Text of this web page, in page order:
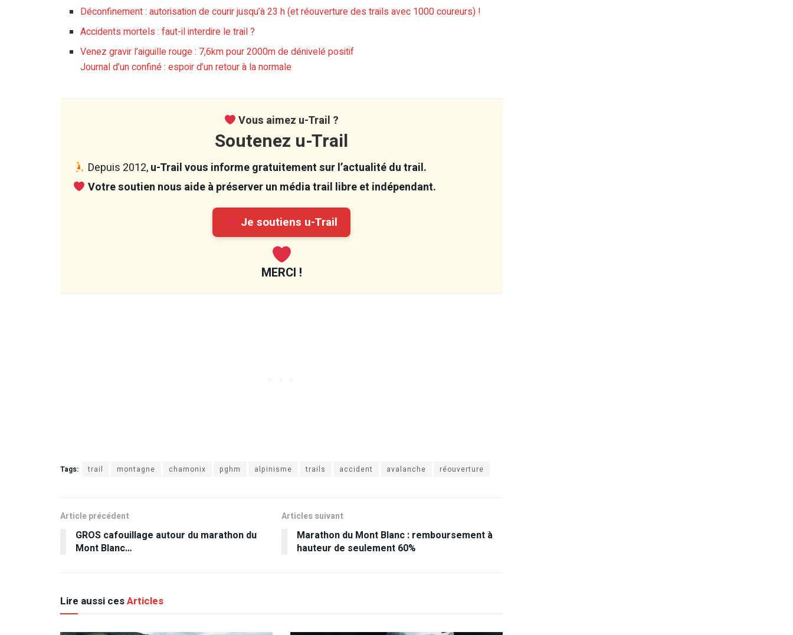
Déconfinement : autorisation de courir jusqu’à 23 h (et réouverture des trails avec 1000 coureurs) !
Accidents mortels : faut-il interdire le trail ?
Venez gravir l’aiguille rouge : 7,6km pour 2000m de dénivelé positif
Journal d’un confiné : espoir d’un retour à la normale
Vous aimez u-Trail ?
Soutenez u-Trail
Depuis 2012,u-Trail vous informe gratuitement sur l’actualité du trail.
Votre soutien nous aide à préserver un média trail libre et indépendant.
Je soutiens u-Trail
MERCI !
Tags: trail montagne chamonix pghm alpinisme trails accident avalanche réouverture
Article précédent
GROS cafouillage autour du marathon du
Mont Blanc…
Articles suivant
Marathon du Mont Blanc : remboursement à
hauteur de seulement 60%
Lire aussi cesArticles